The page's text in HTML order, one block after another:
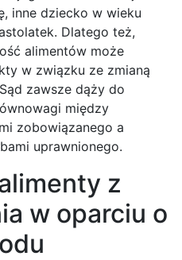
inne dziecko w wieku
Dlatego też,
alimentów może
w związku ze zmianą
zawsze dąży do
między
zobowiązanego a
uprawnionego.
z
w oparciu o